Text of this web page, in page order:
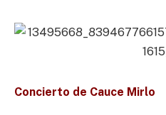
Concierto de Cauce Mirlo